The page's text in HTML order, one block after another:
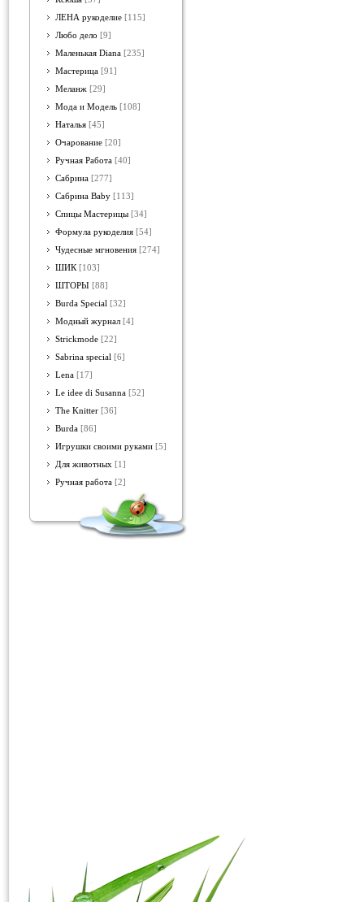
ЛЕНА рукоделие [115]
Любо дело [9]
Маленькая Diana [235]
Мастерица [91]
Меланж [29]
Мода и Модель [108]
Наталья [45]
Очарование [20]
Ручная Работа [40]
Сабрина [277]
Сабрина Baby [113]
Спицы Мастерицы [34]
Формула рукоделия [54]
Чудесные мгновения [274]
ШИК [103]
ШТОРЫ [88]
Burda Special [32]
Модный журнал [4]
Strickmode [22]
Sabrina special [6]
Lena [17]
Le idee di Susanna [52]
The Knitter [36]
Burda [86]
Игрушки своими руками [5]
Для животных [1]
Ручная работа [2]